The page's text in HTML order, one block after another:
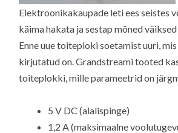
Elektroonikakaupade leti ees seistes
käima hakata ja sestap mõned väiksed
Enne uue toiteploki soetamist uuri,
kirjutatud on. Grandstreami tooted
toiteplokki, mille parameetrid on
5 V DC (alalispinge)
1,2 A (maksimaalne